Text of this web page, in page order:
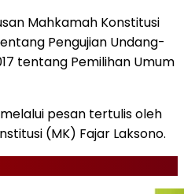
Mahkamah Konstitusi
Pengujian Undang-
tentang Pemilihan Umum
pesan tertulis oleh
(MK) Fajar Laksono.